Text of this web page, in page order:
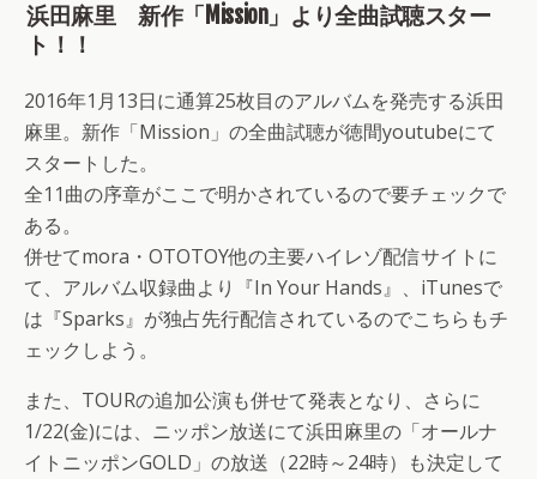
浜田麻里 新作「Mission」より全曲試聴スター
ト！！
2016年1月13日に通算25枚目のアルバムを発売する浜田
麻里。新作「Mission」の全曲試聴が徳間youtubeにて
スタートした。
全11曲の序章がここで明かされているので要チェックで
ある。
併せてmora・OTOTOY他の主要ハイレゾ配信サイトに
て、アルバム収録曲より『In Your Hands』、iTunesで
は『Sparks』が独占先行配信されているのでこちらもチ
ェックしよう。
また、TOURの追加公演も併せて発表となり、さらに
1/22(金)には、ニッポン放送にて浜田麻里の「オールナ
イトニッポンGOLD」の放送（22時～24時）も決定して